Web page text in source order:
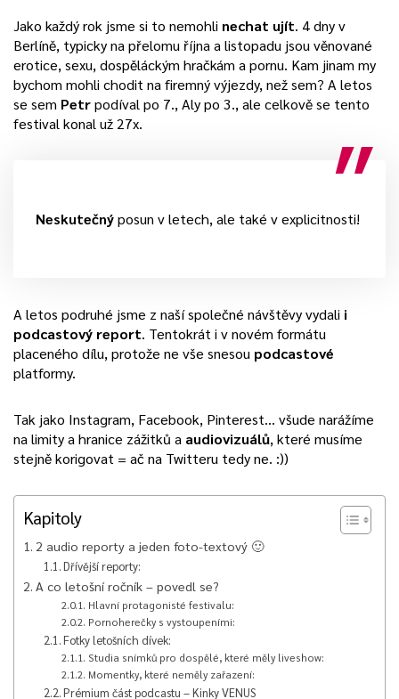
Jako každý rok jsme si to nemohli nechat ujít. 4 dny v
Berlíně, typicky na přelomu října a listopadu jsou věnované
erotice, sexu, dospěláckým hračkám a pornu. Kam jinam my
bychom mohli chodit na firemný výjezdy, než sem? A letos
se sem Petrpodíval po 7., Aly po 3., ale celkově se tento
festival konal už 27x.
Neskutečnýposun v letech, ale také v explicitnosti!
A letos podruhé jsme z naší společné návštěvy vydali i
podcastový report. Tentokrát i v novém formátu
placeného dílu, protože ne vše snesou podcastové
platformy.
Tak jako Instagram, Facebook, Pinterest… všude narážíme
na limity a hranice zážitků a audiovizuálů, které musíme
stejně korigovat = ač na Twitteru tedy ne. :))
Kapitoly
2 audio reporty a jeden foto-textový 🙂
Dřívější reporty:
A co letošní ročník – povedl se?
Hlavní protagonisté festivalu:
Pornoherečky s vystoupeními:
Fotky letošních dívek:
Studia snímků pro dospělé, které měly liveshow:
Momentky, které neměly zařazení:
Prémium část podcastu – Kinky VENUS